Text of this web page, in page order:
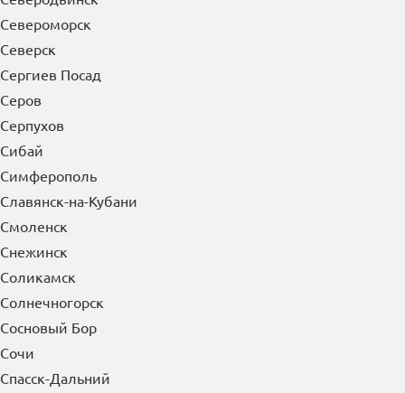
Североморск
Северск
Сергиев Посад
Серов
Серпухов
Сибай
Симферополь
Славянск-на-Кубани
Смоленск
Снежинск
Соликамск
Солнечногорск
Сосновый Бор
Сочи
Спасск-Дальний